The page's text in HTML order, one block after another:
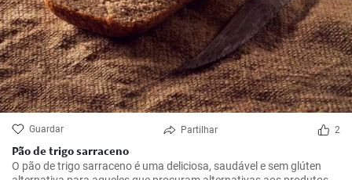
Guardar Partilhar 2
Pão de trigo sarraceno
O pão de trigo sarraceno é uma deliciosa, saudável e sem glúten